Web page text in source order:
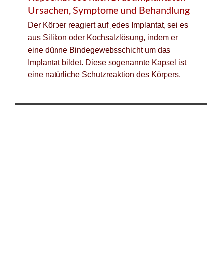
Ursachen, Symptome und Behandlung
Der Körper reagiert auf jedes Implantat, sei es
aus Silikon oder Kochsalzlösung, indem er
eine dünne Bindegewebsschicht um das
Implantat bildet. Diese sogenannte Kapsel ist
eine natürliche Schutzreaktion des Körpers.